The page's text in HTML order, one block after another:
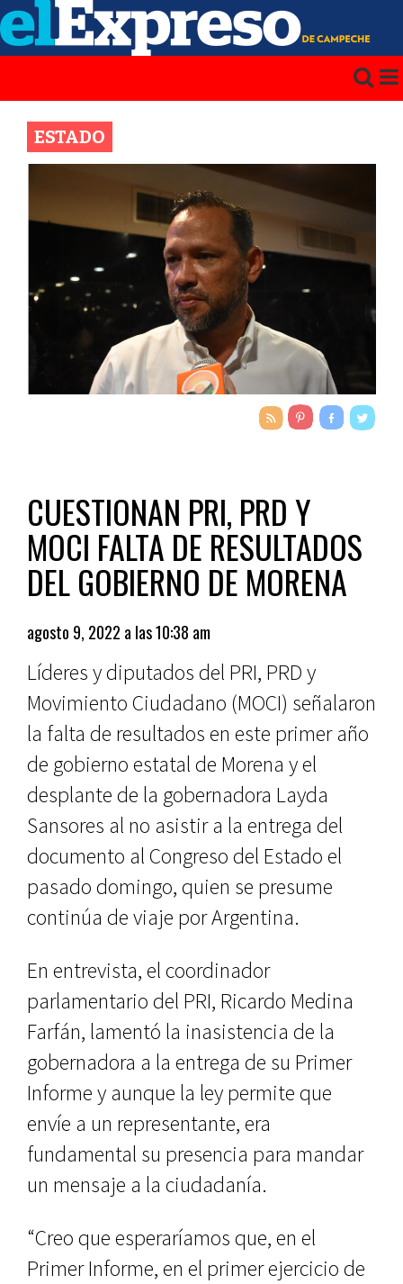
ESTADO
CUESTIONAN PRI, PRD Y
MOCI FALTA DE RESULTADOS
DEL GOBIERNO DE MORENA
agosto 9, 2022 a las 10:38 am
Líderes y diputados del PRI, PRD y
Movimiento Ciudadano (MOCI) señalaron
la falta de resultados en este primer año
de gobierno estatal de Morena y el
desplante de la gobernadora Layda
Sansores al no asistir a la entrega del
documento al Congreso del Estado el
pasado domingo, quien se presume
continúa de viaje por Argentina.
En entrevista, el coordinador
parlamentario del PRI, Ricardo Medina
Farfán, lamentó la inasistencia de la
gobernadora a la entrega de su Primer
Informe y aunque la ley permite que
envíe a un representante, era
fundamental su presencia para mandar
un mensaje a la ciudadanía.
“Creo que esperaríamos que, en el
Primer Informe, en el primer ejercicio de